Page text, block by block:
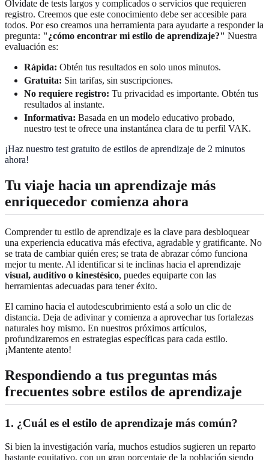
Olvídate de tests largos y complicados o servicios que requieren
registro. Creemos que este conocimiento debe ser accesible para
todos. Por eso creamos una herramienta para ayudarte a responder la
pregunta: "¿cómo encontrar mi estilo de aprendizaje?" Nuestra
evaluación es:
Rápida: Obtén tus resultados en solo unos minutos.
Gratuita: Sin tarifas, sin suscripciones.
No requiere registro: Tu privacidad es importante. Obtén tus
resultados al instante.
Informativa: Basada en un modelo educativo probado,
nuestro test te ofrece una instantánea clara de tu perfil VAK.
¡Haz nuestro test gratuito de estilos de aprendizaje de 2 minutos
ahora!
Tu viaje hacia un aprendizaje más
enriquecedor comienza ahora
Comprender tu estilo de aprendizaje es la clave para desbloquear
una experiencia educativa más efectiva, agradable y gratificante. No
se trata de cambiar quién eres; se trata de abrazar cómo funciona
mejor tu mente. Al identificar si te inclinas hacia el aprendizaje
visual, auditivo o kinestésico, puedes equiparte con las
herramientas adecuadas para tener éxito.
El camino hacia el autodescubrimiento está a solo un clic de
distancia. Deja de adivinar y comienza a aprovechar tus fortalezas
naturales hoy mismo. En nuestros próximos artículos,
profundizaremos en estrategias específicas para cada estilo.
¡Mantente atento!
Respondiendo a tus preguntas más
frecuentes sobre estilos de aprendizaje
1. ¿Cuál es el estilo de aprendizaje más común?
Si bien la investigación varía, muchos estudios sugieren un reparto
bastante equitativo, con un gran porcentaje de la población siendo